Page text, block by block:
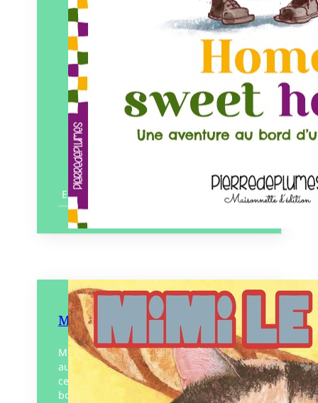
En savoir plus
Mimi le sumo
Mimi le sumo est un chat pas comme les
autres, un chat boulanger qui a un rêve…
celui de devenir Sumotori ! Bienvenue à la
boulangerie Dosukoï de…